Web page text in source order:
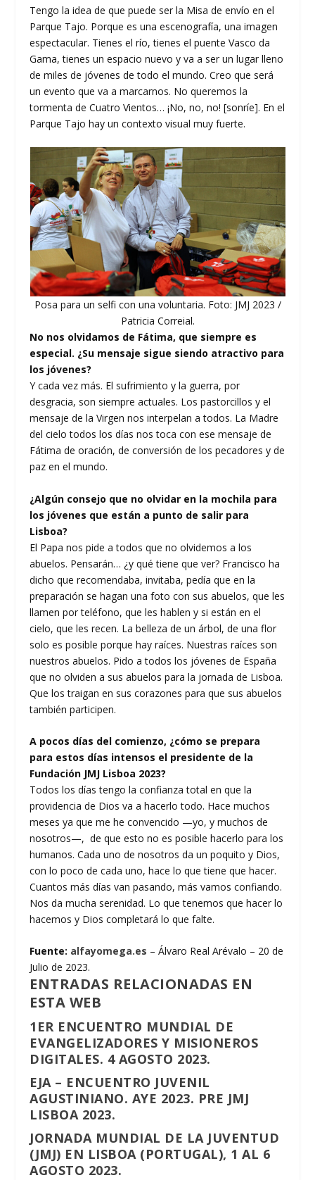
Tengo la idea de que puede ser la Misa de envío en el
Parque Tajo. Porque es una escenografía, una imagen
espectacular. Tienes el río, tienes el puente Vasco da
Gama, tienes un espacio nuevo y va a ser un lugar lleno
de miles de jóvenes de todo el mundo. Creo que será
un evento que va a marcarnos. No queremos la
tormenta de Cuatro Vientos… ¡No, no, no! [sonríe]. En el
Parque Tajo hay un contexto visual muy fuerte.
Posa para un selfi con una voluntaria. Foto: JMJ 2023 /
Patricia Correial.
No nos olvidamos de Fátima, que siempre es
especial. ¿Su mensaje sigue siendo atractivo para
los jóvenes?
Y cada vez más. El sufrimiento y la guerra, por
desgracia, son siempre actuales. Los pastorcillos y el
mensaje de la Virgen nos interpelan a todos. La Madre
del cielo todos los días nos toca con ese mensaje de
Fátima de oración, de conversión de los pecadores y de
paz en el mundo.
¿Algún consejo que no olvidar en la mochila para
los jóvenes que están a punto de salir para
Lisboa?
El Papa nos pide a todos que no olvidemos a los
abuelos. Pensarán… ¿y qué tiene que ver? Francisco ha
dicho que recomendaba, invitaba, pedía que en la
preparación se hagan una foto con sus abuelos, que les
llamen por teléfono, que les hablen y si están en el
cielo, que les recen. La belleza de un árbol, de una flor
solo es posible porque hay raíces. Nuestras raíces son
nuestros abuelos. Pido a todos los jóvenes de España
que no olviden a sus abuelos para la jornada de Lisboa.
Que los traigan en sus corazones para que sus abuelos
también participen.
A pocos días del comienzo, ¿cómo se prepara
para estos días intensos el presidente de la
Fundación JMJ Lisboa 2023?
Todos los días tengo la confianza total en que la
providencia de Dios va a hacerlo todo. Hace muchos
meses ya que me he convencido —yo, y muchos de
nosotros—, de que esto no es posible hacerlo para los
humanos. Cada uno de nosotros da un poquito y Dios,
con lo poco de cada uno, hace lo que tiene que hacer.
Cuantos más días van pasando, más vamos confiando.
Nos da mucha serenidad. Lo que tenemos que hacer lo
hacemos y Dios completará lo que falte.
Fuente: alfayomega.es – Álvaro Real Arévalo – 20 de
Julio de 2023.
ENTRADAS RELACIONADAS EN
ESTA WEB
1ER ENCUENTRO MUNDIAL DE
EVANGELIZADORES Y MISIONEROS
DIGITALES. 4 AGOSTO 2023.
EJA – ENCUENTRO JUVENIL
AGUSTINIANO. AYE 2023. PRE JMJ
LISBOA 2023.
JORNADA MUNDIAL DE LA JUVENTUD
(JMJ) EN LISBOA (PORTUGAL), 1 AL 6
AGOSTO 2023.